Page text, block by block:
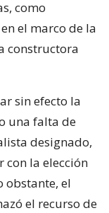
como
el marco de la
constructora
sin efecto la
una falta de
designado,
con la elección
obstante, el
el recurso de